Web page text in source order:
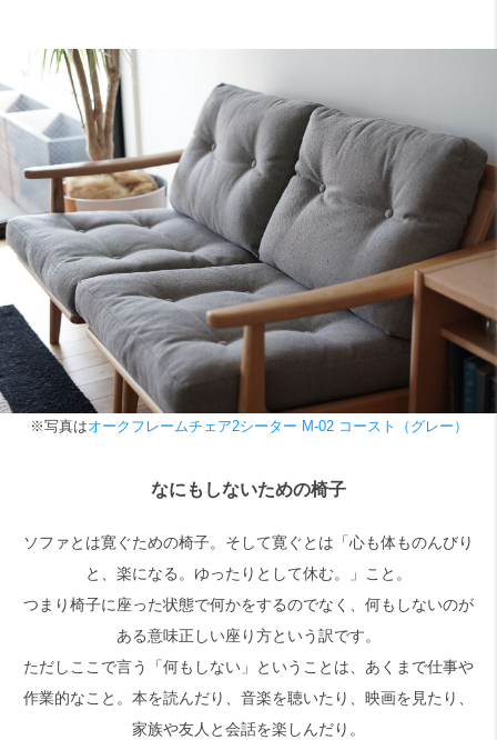
※写真はオークフレームチェア2シーター M-02 コースト（グレー）
なにもしないための椅子
ソファとは寛ぐための椅子。そして寛ぐとは「心も体ものんびり
と、楽になる。ゆったりとして休む。」こと。
つまり椅子に座った状態で何かをするのでなく、何もしないのが
ある意味正しい座り方という訳です。
ただしここで言う「何もしない」ということは、あくまで仕事や
作業的なこと。本を読んだり、音楽を聴いたり、映画を見たり、
家族や友人と会話を楽しんだり。